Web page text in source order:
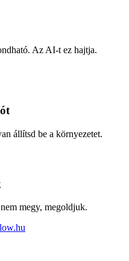
Az AI-t ez hajtja.
állítsd be a környezetet.
megy, megoldjuk.